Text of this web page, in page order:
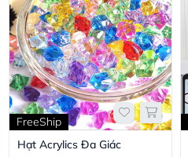
FreeShip
Hạt Acrylics Đa Giác